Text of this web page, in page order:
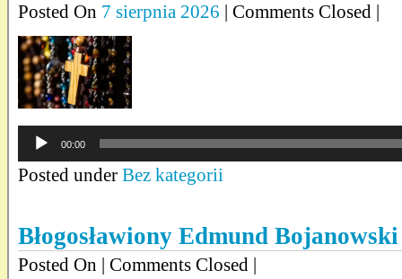
Posted On 7 sierpnia 2026 | Comments Closed |
plików
dźwiękowych
00:00
Posted under Bez kategorii
Błogosławiony Edmund Bojanowski
Posted On | Comments Closed |